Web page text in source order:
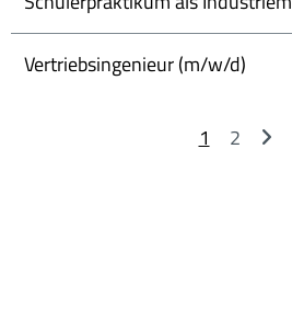
Vertriebsingenieur (m/w/d)
1 2